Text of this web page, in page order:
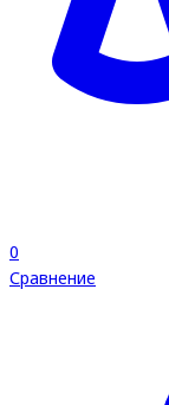
0
Сравнение